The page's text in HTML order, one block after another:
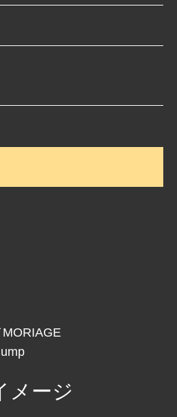
MORIAGE
メージ